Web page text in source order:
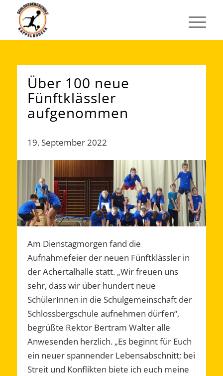
Über 100 neue
Fünftklässler
aufgenommen
19. September 2022
Am Dienstagmorgen fand die
Aufnahmefeier der neuen Fünftklässler in
der Achertalhalle statt. „Wir freuen uns
sehr, dass wir über hundert neue
SchülerInnen in die Schulgemeinschaft der
Schlossbergschule aufnehmen dürfen“,
begrüßte Rektor Bertram Walter alle
Anwesenden herzlich. „Es beginnt für Euch
ein neuer spannender Lebensabschnitt; bei
Streit und Konflikten biete ich euch meine